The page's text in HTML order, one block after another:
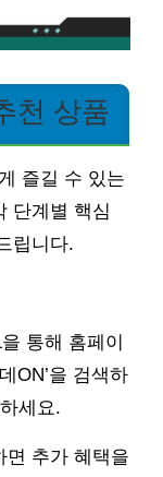
천 상품
즐길 수 있는
단계별 핵심
립니다.
통해 홈페이
ON’을 검색하
세요.
면 추가 혜택을